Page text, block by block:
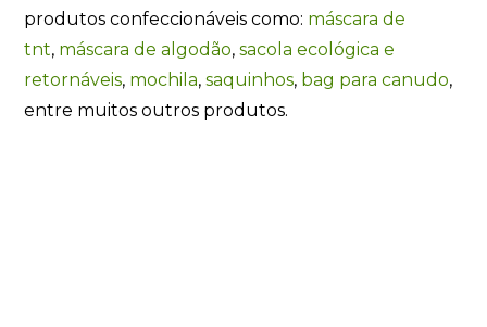
produtos confeccionáveis como: máscara de
tnt, máscara de algodão,sacola ecológica e
retornáveis, mochila,saquinhos, bag para canudo,
entre muitos outros produtos.